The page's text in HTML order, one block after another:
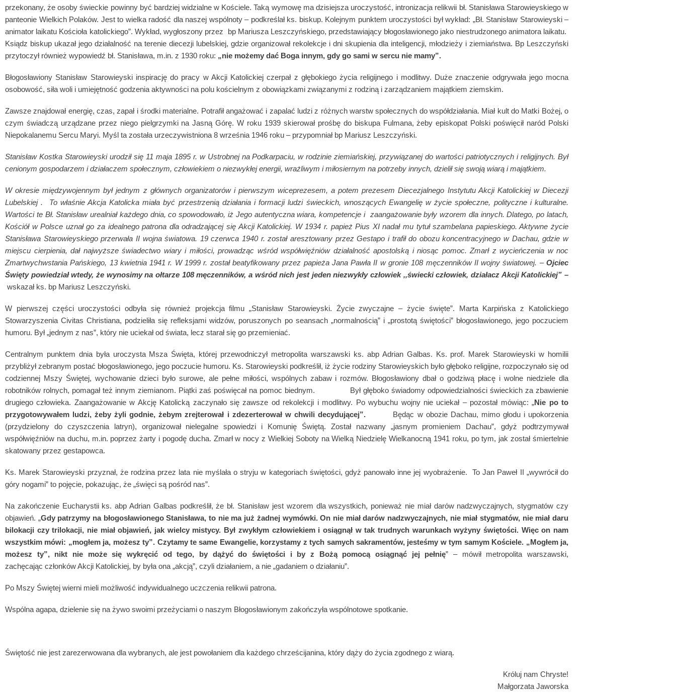
przekonany, że osoby świeckie powinny być bardziej widzialne w Kościele. Taką wymowę ma dzisiejsza uroczystość, intronizacja relikwii bł. Stanisława Starowieyskiego w
panteonie Wielkich Polaków. Jest to wielka radość dla naszej wspólnoty – podkreślał ks. biskup. Kolejnym punktem uroczystości był wykład: „Bł. Stanisław Starowieyski –
animator laikatu Kościoła katolickiego”. Wykład, wygłoszony przez bp Mariusza Leszczyńskiego, przedstawiający błogosławionego jako niestrudzonego animatora laikatu.
Ksiądz biskup ukazał jego działalność na terenie diecezji lubelskiej, gdzie organizował rekolekcje i dni skupienia dla inteligencji, młodzieży i ziemiaństwa. Bp Leszczyński
przytoczył również wypowiedź bł. Stanisława, m.in. z 1930 roku: „nie możemy dać Boga innym, gdy go sami w sercu nie mamy”.
Błogosławiony Stanisław Starowieyski inspirację do pracy w Akcji Katolickiej czerpał z głębokiego życia religijnego i modlitwy. Duże znaczenie odgrywała jego mocna
osobowość, siła woli i umiejętność godzenia aktywności na polu kościelnym z obowiązkami związanymi z rodziną i zarządzaniem majątkiem ziemskim.
Zawsze znajdował energię, czas, zapał i środki materialne. Potrafił angażować i zapalać ludzi z różnych warstw społecznych do współdziałania. Miał kult do Matki Bożej, o
czym świadczą urządzane przez niego pielgrzymki na Jasną Górę. W roku 1939 skierował prośbę do biskupa Fulmana, żeby episkopat Polski poświęcił naród Polski
Niepokalanemu Sercu Maryi. Myśl ta została urzeczywistniona 8 września 1946 roku – przypomniał bp Mariusz Leszczyński.
Stanisław Kostka Starowieyski urodził się 11 maja 1895 r. w Ustrobnej na Podkarpaciu, w rodzinie ziemiańskiej, przywiązanej do wartości patriotycznych i religijnych. Był
cenionym gospodarzem i działaczem społecznym, człowiekiem o niezwykłej energii, wrażliwym i miłosiernym na potrzeby innych, dzielił się swoją wiarą i majątkiem.
W okresie międzywojennym był jednym z głównych organizatorów i pierwszym wiceprezesem, a potem prezesem Diecezjalnego Instytutu Akcji Katolickiej w Diecezji
Lubelskiej . To właśnie Akcja Katolicka miała być przestrzenią działania i formacji ludzi świeckich, wnoszących Ewangelię w życie społeczne, polityczne i kulturalne.
Wartości te Bł. Stanisław urealniał każdego dnia, co spowodowało, iż Jego autentyczna wiara, kompetencje i zaangażowanie były wzorem dla innych. Dlatego, po latach,
Kościół w Polsce uznał go za idealnego patrona dla odradzającej się Akcji Katolickiej. W 1934 r. papież Pius XI nadał mu tytuł szambelana papieskiego. Aktywne życie
Stanisława Starowieyskiego przerwała II wojna światowa. 19 czerwca 1940 r. został aresztowany przez Gestapo i trafił do obozu koncentracyjnego w Dachau, gdzie w
miejscu cierpienia, dał najwyższe świadectwo wiary i miłości, prowadząc wśród współwięźniów działalność apostolską i niosąc pomoc. Zmarł z wycieńczenia w noc
Zmartwychwstania Pańskiego, 13 kwietnia 1941 r. W 1999 r. został beatyfikowany przez papieża Jana Pawła II w gronie 108 męczenników II wojny światowej. –Ojciec
Święty powiedział wtedy, że wynosimy na ołtarze 108 męczenników, a wśród nich jest jeden niezwykły człowiek ,,świecki człowiek, działacz Akcji Katolickiej” –
wskazał ks. bp Mariusz Leszczyński.
W pierwszej części uroczystości odbyła się również projekcja filmu „Stanisław Starowieyski. Życie zwyczajne – życie święte”. Marta Karpińska z Katolickiego
Stowarzyszenia Civitas Christiana, podzieliła się refleksjami widzów, poruszonych po seansach „normalnością” i „prostotą świętości” błogosławionego, jego poczuciem
humoru. Był „jednym z nas”, który nie uciekał od świata, lecz starał się go przemieniać.
Centralnym punktem dnia była uroczysta Msza Święta, której przewodniczył metropolita warszawski ks. abp Adrian Galbas. Ks. prof. Marek Starowieyski w homilii
przybliżył zebranym postać błogosławionego, jego poczucie humoru. Ks. Starowieyski podkreślił, iż życie rodziny Starowieyskich było głęboko religijne, rozpoczynało się od
codziennej Mszy Świętej, wychowanie dzieci było surowe, ale pełne miłości, wspólnych zabaw i rozmów. Błogosławiony dbał o godziwą płacę i wolne niedziele dla
robotników rolnych, pomagał też innym ziemianom. Piątki zaś poświęcał na pomoc biednym. Był głęboko świadomy odpowiedzialności świeckich za zbawienie
drugiego człowieka. Zaangażowanie w Akcję Katolicką zaczynało się zawsze od rekolekcji i modlitwy. Po wybuchu wojny nie uciekał – pozostał mówiąc: „Nie po to
przygotowywałem ludzi, żeby żyli godnie, żebym zrejterował i zdezerterował w chwili decydującej”.Będąc w obozie Dachau, mimo głodu i upokorzenia
(przydzielony do czyszczenia latryn), organizował nielegalne spowiedzi i Komunię Świętą. Został nazwany „jasnym promieniem Dachau”, gdyż podtrzymywał
współwięźniów na duchu, m.in. poprzez żarty i pogodę ducha. Zmarł w nocy z Wielkiej Soboty na Wielką Niedzielę Wielkanocną 1941 roku, po tym, jak został śmiertelnie
skatowany przez gestapowca.
Ks. Marek Starowieyski przyznał, że rodzina przez lata nie myślała o stryju w kategoriach świętości, gdyż panowało inne jej wyobrażenie. To Jan Paweł II „wywrócił do
góry nogami” to pojęcie, pokazując, że „święci są pośród nas”.
Na zakończenie Eucharystii ks. abp Adrian Galbas podkreślił, że bł. Stanisław jest wzorem dla wszystkich, ponieważ nie miał darów nadzwyczajnych, stygmatów czy
objawień. „Gdy patrzymy na błogosławionego Stanisława, to nie ma już żadnej wymówki. On nie miał darów nadzwyczajnych, nie miał stygmatów, nie miał daru
bilokacji czy trilokacji, nie miał objawień, jak wielcy mistycy. Był zwykłym człowiekiem i osiągnął w tak trudnych warunkach wyżyny świętości. Więc on nam
wszystkim mówi: „mogłem ja, możesz ty”. Czytamy te same Ewangelie, korzystamy z tych samych sakramentów, jesteśmy w tym samym Kościele. „Mogłem ja,
możesz ty”, nikt nie może się wykręcić od tego, by dążyć do świętości i by z Bożą pomocą osiągnąć jej pełnię” – mówił metropolita warszawski,
zachęcając członków Akcji Katolickiej, by była ona „akcją”, czyli działaniem, a nie „gadaniem o działaniu”.
Po Mszy Świętej wierni mieli możliwość indywidualnego uczczenia relikwii patrona.
Wspólna agapa, dzielenie się na żywo swoimi przeżyciami o naszym Błogosławionym zakończyła wspólnotowe spotkanie.
Świętość nie jest zarezerwowana dla wybranych, ale jest powołaniem dla każdego chrześcijanina, który dąży do życia zgodnego z wiarą.
Króluj nam Chryste!
Małgorzata Jaworska